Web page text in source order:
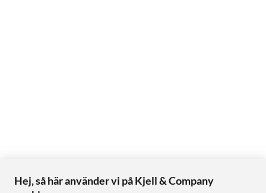
Hej, så här använder vi på Kjell & Company